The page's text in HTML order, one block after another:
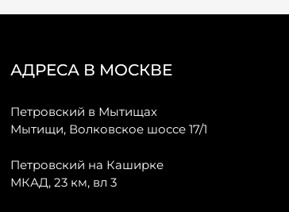
АДРЕСА В МОСКВЕ
Петровский в Мытищах
Мытищи, Волковское шоссе 17/1
Петровский на Каширке
МКАД, 23 км, вл 3